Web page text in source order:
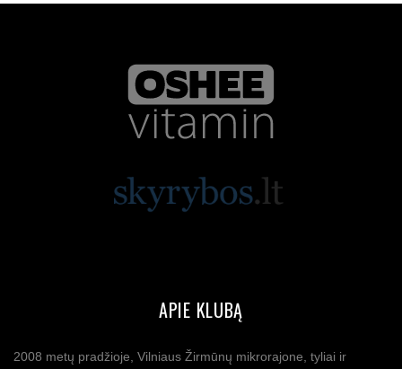
APIE KLUBĄ
2008 metų pradžioje, Vilniaus Žirmūnų mikrorajone, tyliai ir